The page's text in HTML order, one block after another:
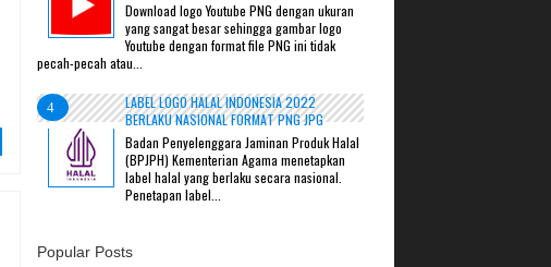
Download logo Youtube PNG dengan ukuran
yang sangat besar sehingga gambar logo
Youtube dengan format file PNG ini tidak
pecah-pecah atau...
LABEL LOGO HALAL INDONESIA 2022
BERLAKU NASIONAL FORMAT PNG JPG
Badan Penyelenggara Jaminan Produk Halal
(BPJPH) Kementerian Agama menetapkan
label halal yang berlaku secara nasional.
Penetapan label...
Popular Posts